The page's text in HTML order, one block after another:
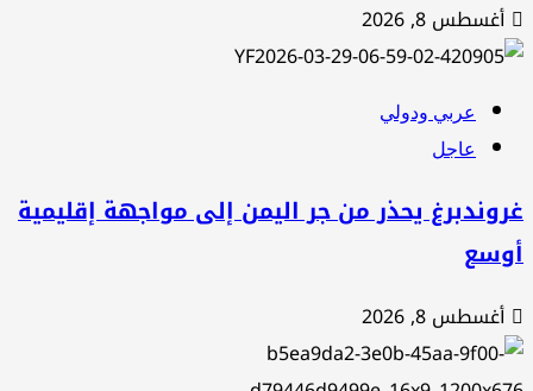
أغسطس 8, 2026
عربي ودولي
عاجل
يحذر من جر اليمن إلى مواجهة إقليمية
أغسطس 8, 2026